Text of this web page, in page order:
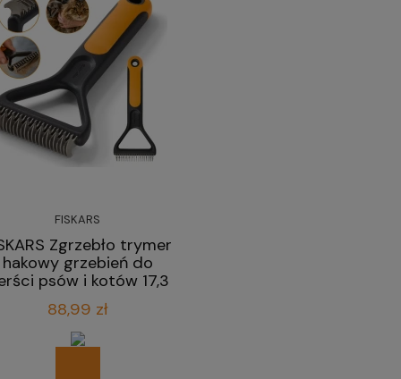
FISKARS
Zgrzebło trymer
hakowy grzebień do
psów i kotów 17,3
88,99 zł